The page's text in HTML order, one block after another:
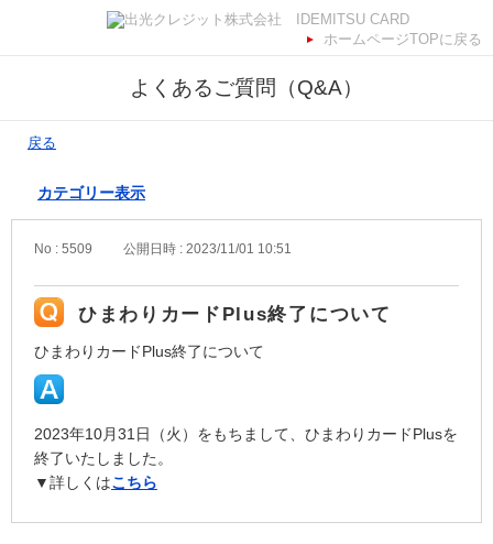
ホームページTOPに戻る
よくあるご質問（Q&A）
戻る
カテゴリー表示
No : 5509 公開日時 : 2023/11/01 10:51
ひまわりカードPlus終了について
ひまわりカードPlus終了について
2023年10月31日（火）をもちまして、ひまわりカードPlusを
終了いたしました。
▼詳しくはこちら